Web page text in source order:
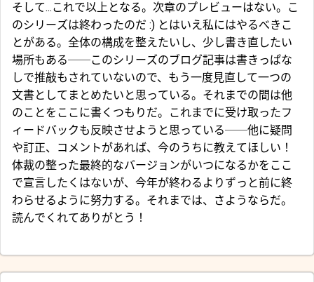
そして...これで以上となる。次章のプレビューはない。こ
のシリーズは終わったのだ :) とはいえ私にはやるべきこ
とがある。全体の構成を整えたいし、少し書き直したい
場所もある──このシリーズのブログ記事は書きっぱな
しで推敲もされていないので、もう一度見直して一つの
文書としてまとめたいと思っている。それまでの間は他
のことをここに書くつもりだ。これまでに受け取ったフ
ィードバックも反映させようと思っている──他に疑問
や訂正、コメントがあれば、今のうちに教えてほしい！
体裁の整った最終的なバージョンがいつになるかをここ
で宣言したくはないが、今年が終わるよりずっと前に終
わらせるように努力する。それまでは、さようならだ。
読んでくれてありがとう！